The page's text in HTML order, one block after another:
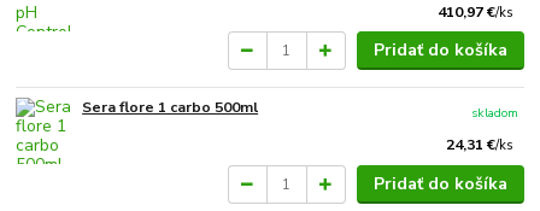
410,97 €/ks
Pridať do košíka
Sera flore 1 carbo 500ml
24,31 €/ks
skladom
Pridať do košíka